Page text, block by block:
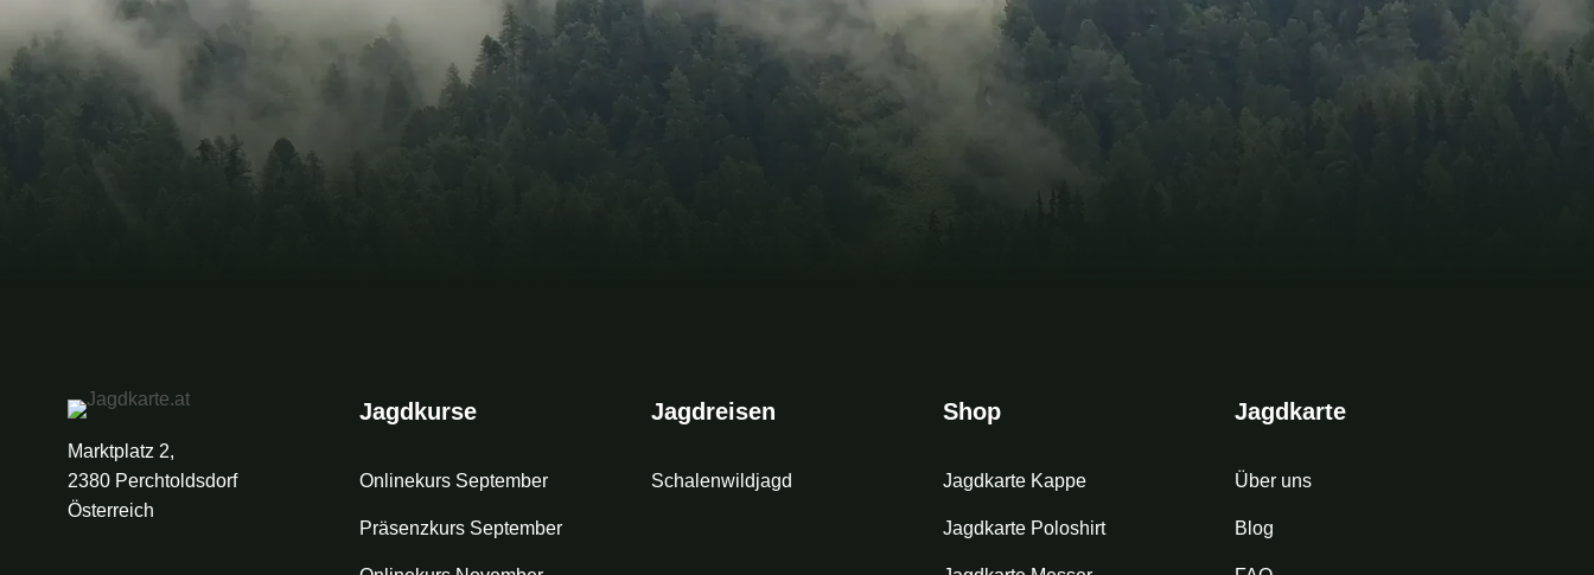
Marktplatz 2,
2380 Perchtoldsdorf
Österreich
Jagdkurse
Onlinekurs September
Präsenzkurs September
Jagdreisen
Schalenwildjagd
Shop
Jagdkarte Kappe
Jagdkarte Poloshirt
Jagdkarte
Über uns
Blog